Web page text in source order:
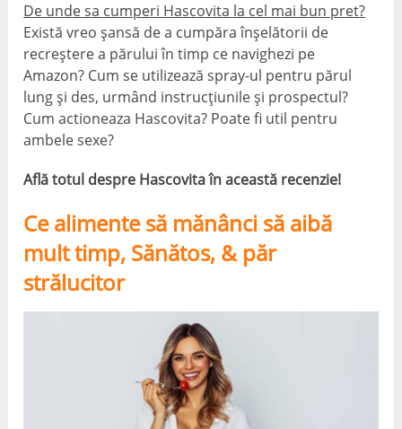
De unde sa cumperi Hascovita la cel mai bun pret?
Există vreo șansă de a cumpăra înșelătorii de
recreștere a părului în timp ce navighezi pe
Amazon? Cum se utilizează spray-ul pentru părul
lung și des, urmând instrucțiunile și prospectul?
Cum actioneaza Hascovita? Poate fi util pentru
ambele sexe?
Află totul despre Hascovita în această recenzie!
Ce alimente să mănânci să aibă
mult timp, Sănătos, & păr
strălucitor